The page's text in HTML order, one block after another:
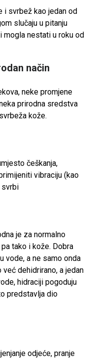
i svrbež kao jedan od
slučaju u pitanju
mogla nestati u roku od
način
neke promjene
prirodna sredstva
kože.
češkanja,
vibraciju (kao
svrbi
je za normalno
tako i kože. Dobra
vode, a ne samo onda
dehidrirano, a jedan
hidraciji pogoduju
predstavlja dio
odjeće, pranje